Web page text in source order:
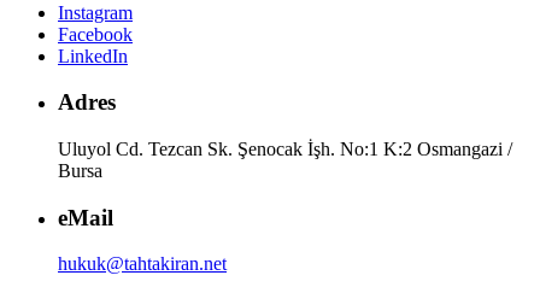
Instagram
Facebook
LinkedIn
Adres
Uluyol Cd. Tezcan Sk. Şenocak İşh. No:1 K:2 Osmangazi /
Bursa
eMail
hukuk@tahtakiran.net